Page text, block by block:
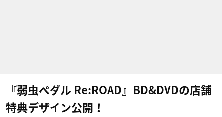
『弱虫ペダル Re:ROAD』BD&DVDの店舗
特典デザイン公開！